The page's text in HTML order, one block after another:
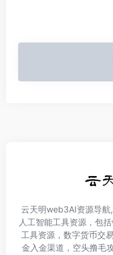
云天明web3AI资源导
人工智能工具资源，包
工具资源，数字货币交
金入金渠道，空头撸毛